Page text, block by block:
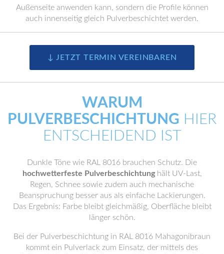
Außenseite anwenden kann, sondern die Profile können
auch innenseitig gleich Pulverbeschichtet werden.
↓ JETZT TERMIN VEREINBAREN
WARUM
PULVERBESCHICHTUNG HIER
ENTSCHEIDEND IST
Dunkle Töne wie RAL 8016 brauchen Schutz. Die
hochwetterfeste Pulverbeschichtunghält UV-Last,
Regen, Schnee sowie zudem auch mechanische
Beanspruchung besser aus als einfache Lackierungen.
Das Ergebnis: Farbe bleibt gleichmäßig, Oberfläche bleibt
länger schön.
Bei der Pulverbeschichtung in RAL 8016 Mahagonibraun
kommt ein Pulverlack zum Einsatz, der mittels des